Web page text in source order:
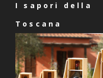
I sapori della
Toscana